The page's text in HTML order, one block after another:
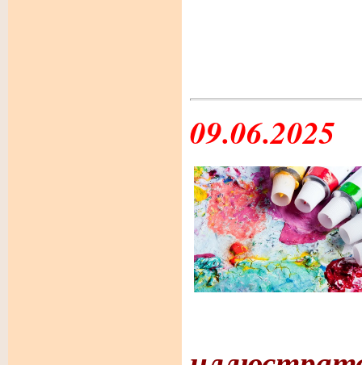
09.06.2025